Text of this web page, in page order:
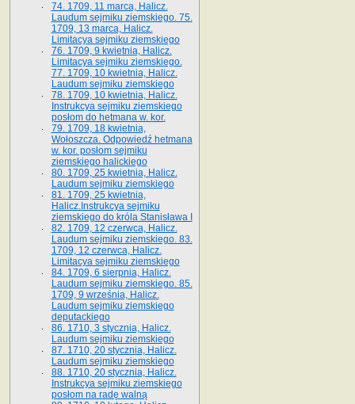
74. 1709, 11 marca, Halicz.
Laudum sejmiku ziemskiego. 75.
1709, 13 marca, Halicz.
Limitacya sejmiku ziemskiego
76. 1709, 9 kwietnia, Halicz.
Limitacya sejmiku ziemskiego.
77. 1709, 10 kwietnia, Halicz.
Laudum sejmiku ziemskiego
78. 1709, 10 kwietnia, Halicz.
Instrukcya sejmiku ziemskiego
posłom do hetmana w. kor.
79. 1709, 18 kwietnia,
Wołoszcza. Odpowiedź hetmana
w. kor. posłom sejmiku
ziemskiego halickiego
80. 1709, 25 kwietnia, Halicz.
Laudum sejmiku ziemskiego
81. 1709, 25 kwietnia,
Halicz.Instrukcya sejmiku
ziemskiego do króla Stanisława I
82. 1709, 12 czerwca, Halicz.
Laudum sejmiku ziemskiego. 83.
1709, 12 czerwca, Halicz.
Limitacya sejmiku ziemskiego
84. 1709, 6 sierpnia, Halicz.
Laudum sejmiku ziemskiego. 85.
1709, 9 września, Halicz.
Laudum sejmiku ziemskiego
deputackiego
86. 1710, 3 stycznia, Halicz.
Laudum sejmiku ziemskiego
87. 1710, 20 stycznia, Halicz.
Laudum sejmiku ziemskiego
88. 1710, 20 stycznia, Halicz.
Instrukcya sejmiku ziemskiego
posłom na radę walną